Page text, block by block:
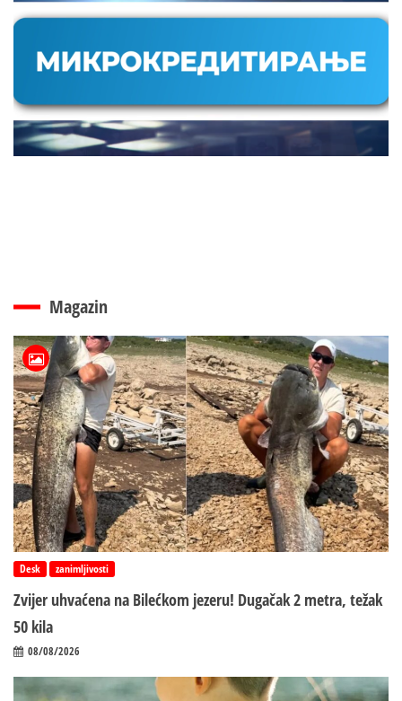
Magazin
Desk zanimljivosti
Zvijer uhvaćena na Bilećkom jezeru! Dugačak 2 metra, težak
50 kila
08/08/2026